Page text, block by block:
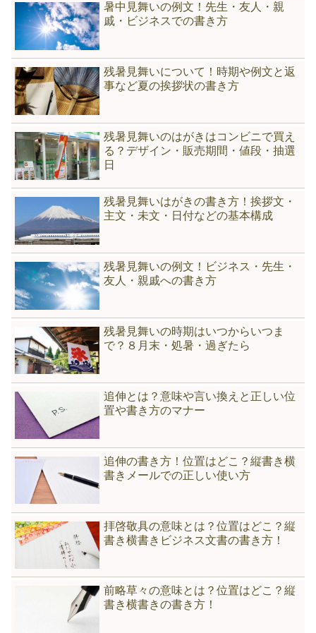
暑中見舞いの例文！先生・友人・親
戚・ビジネスでの書き方
残暑見舞いについて！時期や例文と返
事など夏の挨拶状の書き方
残暑見舞いのはがきはコンビニで買え
る？デザイン・販売期間・値段・抽選
日
残暑見舞いはがきの書き方！挨拶文・
主文・未文・日付などの基本構成
残暑見舞いの例文！ビジネス・先生・
友人・親戚への書き方
残暑見舞いの時期はいつからいつま
で？８月末・処暑・過ぎたら
追伸とは？意味や言い換えと正しい位
置や書き方のマナー
追伸の書き方！位置はどこ？縦書き横
書きメールでの正しい使い方
拝啓敬具の意味とは？位置はどこ？縦
書き横書きビジネス文書の書き方！
前略草々の意味とは？位置はどこ？縦
書き横書きの書き方！